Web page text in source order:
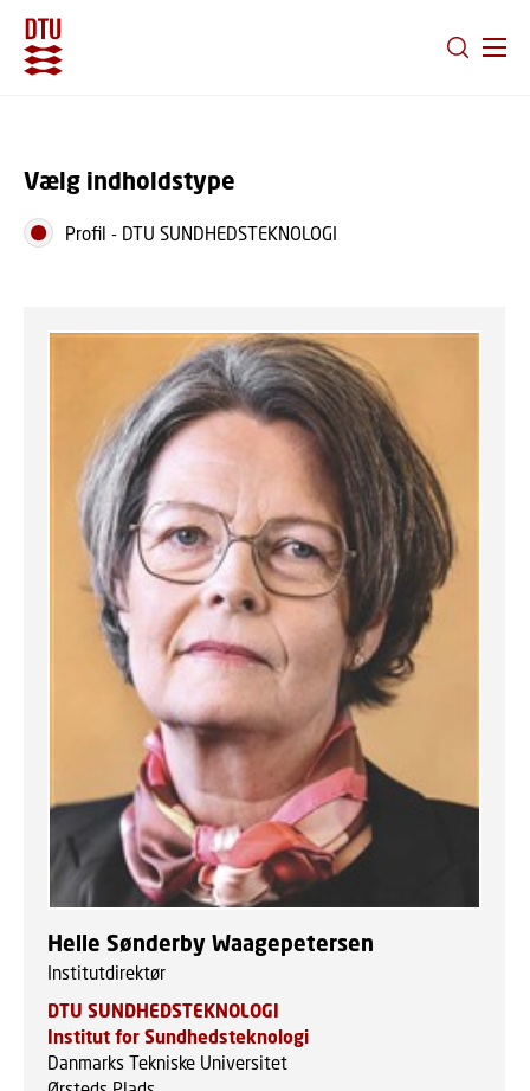
Vælg indholdstype
Profil - DTU SUNDHEDSTEKNOLOGI
Helle Sønderby Waagepetersen
Institutdirektør
DTU SUNDHEDSTEKNOLOGI
Institut for Sundhedsteknologi
Danmarks Tekniske Universitet